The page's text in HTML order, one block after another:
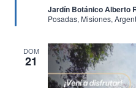
Jardín Botánico Alberto
Posadas, Misiones,
DOM
21